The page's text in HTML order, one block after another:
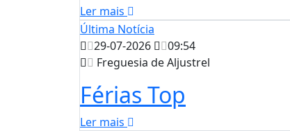
Ler mais
Última Notícia
29-07-2026
09:54
Freguesia de Aljustrel
Férias Top
Ler mais